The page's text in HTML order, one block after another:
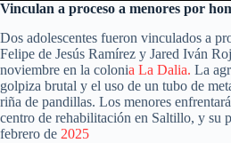
Vinculan a proceso a menores por
Dos adolescentes fueron vinculados a
Felipe de Jesús Ramírez y Jared Iván
noviembre en la colonia La Dalia. La
golpiza brutal y el uso de un tubo de
riña de pandillas. Los menores
centro de rehabilitación en Saltillo, y su
febrero de 2025